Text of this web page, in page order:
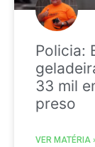
Policia:
33 mil
preso
VER MATÉRIA